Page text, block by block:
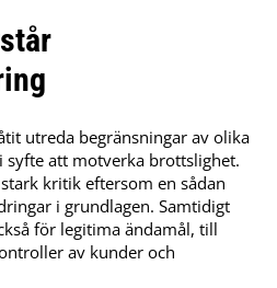
utreda begränsningar av olika
syfte att motverka brottslighet.
kritik eftersom en sådan
i grundlagen. Samtidigt
för legitima ändamål, till
av kunder och